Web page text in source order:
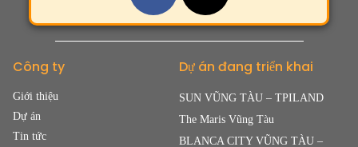
Công ty
Giới thiệu
Dự án
Tin tức
Dự án đang triển khai
SUN VŨNG TÀU – TPILAND
The Maris Vũng Tàu
BLANCA CITY VŨNG TÀU –